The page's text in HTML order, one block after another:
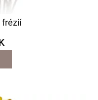
frézií